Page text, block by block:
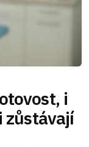
i
zůstávají